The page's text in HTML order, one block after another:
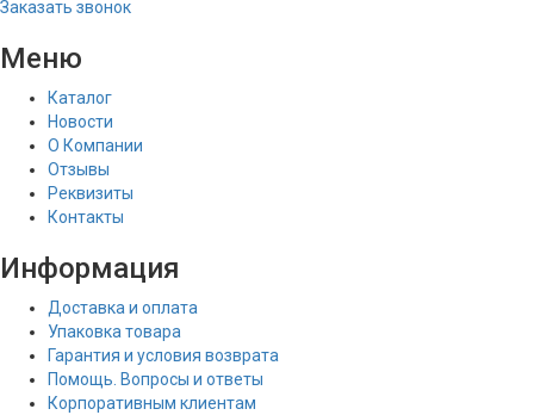
Заказать звонок
Меню
Каталог
Новости
О Компании
Отзывы
Реквизиты
Контакты
Информация
Доставка и оплата
Упаковка товара
Гарантия и условия возврата
Помощь. Вопросы и ответы
Корпоративным клиентам